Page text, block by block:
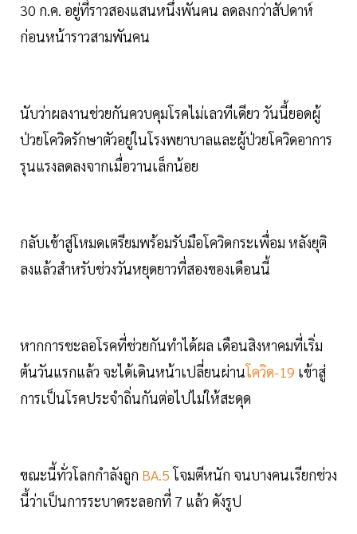
30 ก.ค. อยู่ที่ราวสองแสนหนึ่งพันคน ลดลงกว่าสัปดาห์
ก่อนหน้าราวสามพันคน
นับว่าผลงานช่วยกันควบคุมโรคไม่เลวทีเดียว วันนี้ยอดผู้
ป่วยโควิดรักษาตัวอยู่ในโรงพยาบาลและผู้ป่วยโควิดอาการ
รุนแรงลดลงจากเมื่อวานเล็กน้อย
กลับเข้าสู่โหมดเตรียมพร้อมรับมือโควิดกระเพื่อม หลังยุติ
ลงแล้วสำหรับช่วงวันหยุดยาวที่สองของเดือนนี้
หากการชะลอโรคที่ช่วยกันทำได้ผล เดือนสิงหาคมที่เริ่ม
ต้นวันแรกแล้ว จะได้เดินหน้าเปลี่ยนผ่านโควิด-19 เข้าสู่
การเป็นโรคประจำถิ่นกันต่อไปไม่ให้สะดุด
ขณะนี้ทั่วโลกกำลังถูก BA.5โจมตีหนัก จนบางคนเรียกช่วง
นี้ว่าเป็นการระบาดระลอกที่ 7 แล้ว ดังรูป